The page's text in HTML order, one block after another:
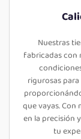
Nuestras
fabricadas con
rigurosas
que vayas.
en la precisión
tu